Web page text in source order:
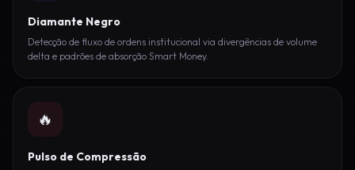
Diamante Negro
Detecção de fluxo de ordens institucional via divergências de volume
delta e padrões de absorção Smart Money.
🔥
Pulso de Compressão